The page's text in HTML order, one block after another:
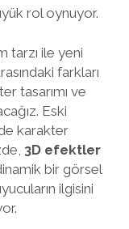
rol oynuyor.
tarzı ile yeni
farkları
tasarımı ve
Eski
karakter
3D efektler
bir görsel
ilgisini